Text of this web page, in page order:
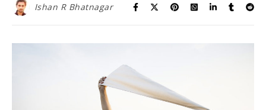
Ishan R Bhatnagar